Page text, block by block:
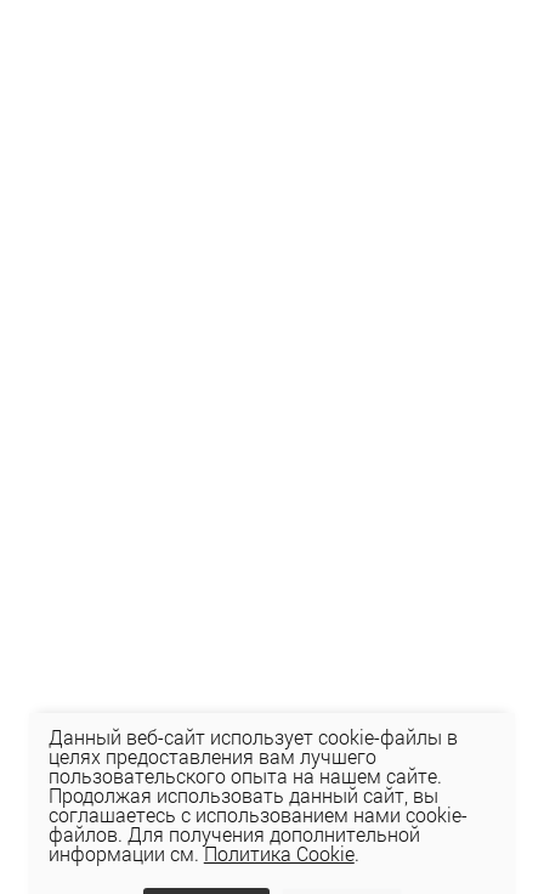
Данный веб-сайт использует cookie-файлы в
целях предоставления вам лучшего
пользовательского опыта на нашем сайте.
Продолжая использовать данный сайт, вы
соглашаетесь с использованием нами cookie-
файлов. Для получения дополнительной
информации см.Политика Cookie.